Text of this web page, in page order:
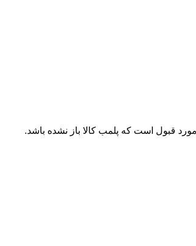
قبول است که پلمب کالا باز نشده باشد.